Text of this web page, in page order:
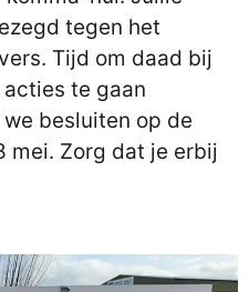
tegen het
Tijd om daad bij
te gaan
besluiten op de
mei. Zorg dat je erbij